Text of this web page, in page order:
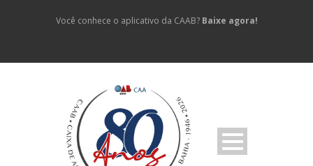
Você conhece o aplicativo da CAAB? Baixe agora!